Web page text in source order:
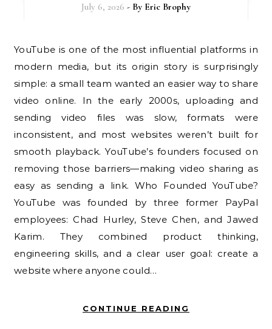
July 6, 2026 - By Eric Brophy
YouTube is one of the most influential platforms in
modern media, but its origin story is surprisingly
simple: a small team wanted an easier way to share
video online. In the early 2000s, uploading and
sending video files was slow, formats were
inconsistent, and most websites weren’t built for
smooth playback. YouTube’s founders focused on
removing those barriers—making video sharing as
easy as sending a link. Who Founded YouTube?
YouTube was founded by three former PayPal
employees: Chad Hurley, Steve Chen, and Jawed
Karim. They combined product thinking,
engineering skills, and a clear user goal: create a
website where anyone could…
CONTINUE READING